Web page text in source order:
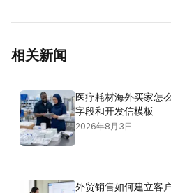
相关新闻
医疗耗材海外买家怎
字段和开发信模板
2026年8月3日
外贸销售如何建立客